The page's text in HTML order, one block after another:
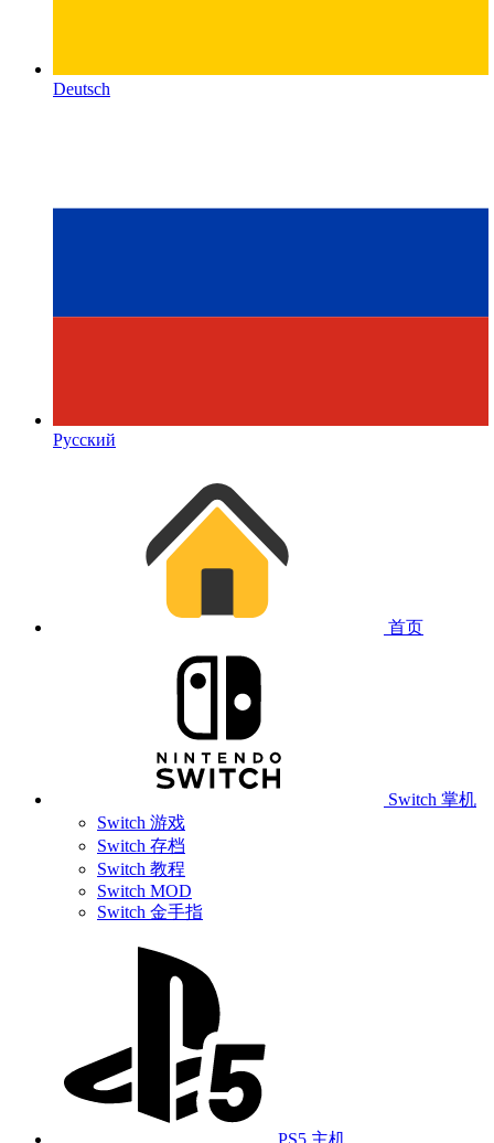
Deutsch
Русский
首页
Switch 掌机
Switch 游戏
Switch 存档
Switch 教程
Switch MOD
Switch 金手指